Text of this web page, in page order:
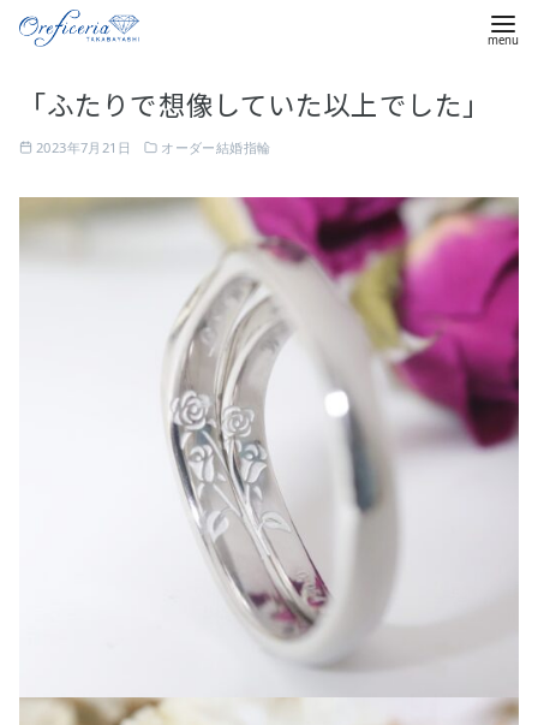
「ふたりで想像していた以上でした」
2023年7月21日 オーダー結婚指輪